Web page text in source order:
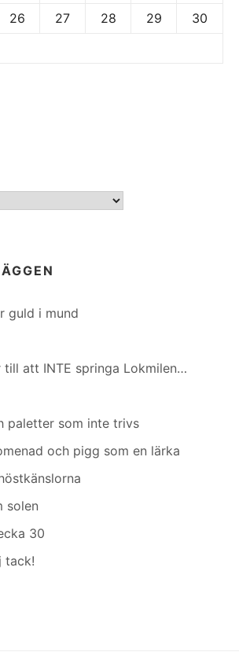
26 27 28 29
30
guld i mund
till att INTE springa Lokmilen…
paletter som inte trivs
och pigg som en lärka
solen
30
tack!